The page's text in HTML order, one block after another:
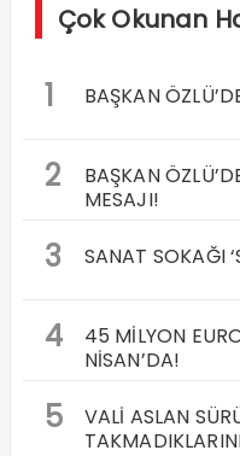
Çok Okunan
1 BAŞKAN
2
BAŞKAN
MESAJI!
3 SANAT SOKAĞI
4
45 MİLYON
NİSAN’DA!
5
VALİ ASLAN